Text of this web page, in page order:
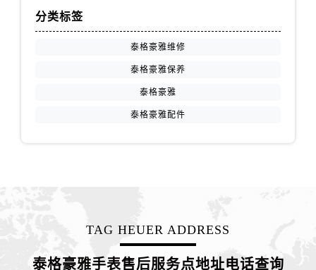
分类标签
泰格豪雅维修
泰格豪雅保养
泰格豪雅
泰格豪雅配件
TAG HEUER ADDRESS
泰格豪雅手表售后服务点地址电话查询